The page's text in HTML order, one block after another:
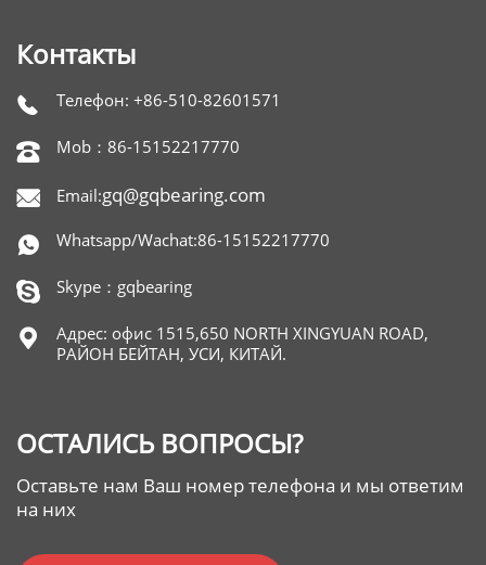
Контакты
 Телефон: +86-510-82601571
 Mob：86-15152217770
 Email:gq@gqbearing.com
 Whatsapp/Wachat:86-15152217770
 Skype：gqbearing

Адрес: офис 1515,650 NORTH XINGYUAN ROAD,
РАЙОН БЕЙТАН, УСИ, КИТАЙ.
ОСТАЛИСЬ ВОПРОСЫ?
Оставьте нам Ваш номер телефона и мы ответим
на них